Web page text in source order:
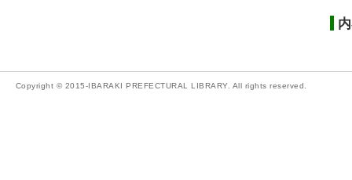
Copyright © 2015-IBARAKI PREFECTURAL LIBRARY. All rights reserved.